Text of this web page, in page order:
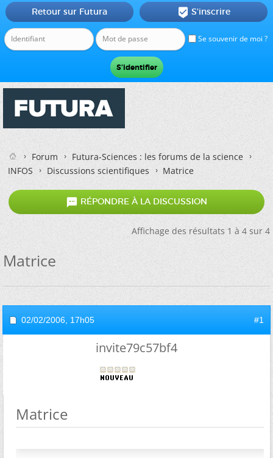
Se souvenir de moi ?
Retour sur Futura  S'inscrire
Forum
Futura-Sciences : les forums de la science
INFOS
Discussions scientifiques Matrice
 RÉPONDRE À LA DISCUSSION
Affichage des résultats 1 à 4 sur 4
Matrice
02/02/2006, 17h05 #1
invite79c57bf4
Matrice